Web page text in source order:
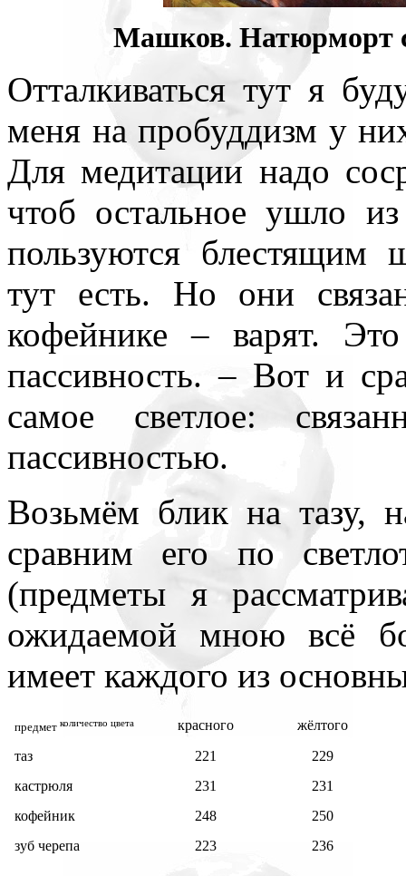
Машков. Натюрморт
Отталкиваться тут я
меня на пробуддизм у
Для медитации надо
чтоб остальное ушло
пользуются блестящим
тут есть. Но они
кофейнике – варят.
пассивность. – Вот и
самое светлое:
пассивностью.
Возьмём блик на тазу,
сравним его по
(предметы я
ожидаемой мною всё
имеет каждого из
предмет количество цвета красного
жёлтого
таз
221
229
кастрюля
231
231
кофейник
248
250
зуб черепа
223 236